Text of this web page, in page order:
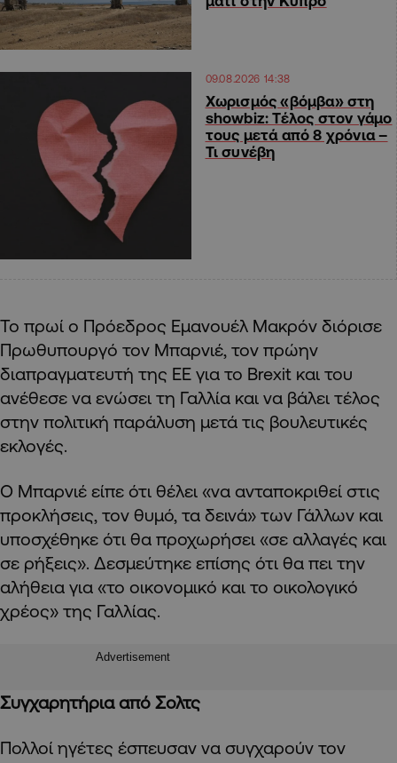
09.08.2026 14:38
Χωρισμός «βόμβα» στη
showbiz: Τέλος στον γάμο
τους μετά από 8 χρόνια –
Τι συνέβη
Το πρωί ο Πρόεδρος Εμανουέλ Μακρόν διόρισε
Πρωθυπουργό τον Μπαρνιέ, τον πρώην
διαπραγματευτή της ΕΕ για το Brexit και του
ανέθεσε να ενώσει τη Γαλλία και να βάλει τέλος
στην πολιτική παράλυση μετά τις βουλευτικές
εκλογές.
Ο Μπαρνιέ είπε ότι θέλει «να ανταποκριθεί στις
προκλήσεις, τον θυμό, τα δεινά» των Γάλλων και
υποσχέθηκε ότι θα προχωρήσει «σε αλλαγές και
σε ρήξεις». Δεσμεύτηκε επίσης ότι θα πει την
αλήθεια για «το οικονομικό και το οικολογικό
χρέος» της Γαλλίας.
Advertisement
Συγχαρητήρια από Σολτς
Πολλοί ηγέτες έσπευσαν να συγχαρούν τον